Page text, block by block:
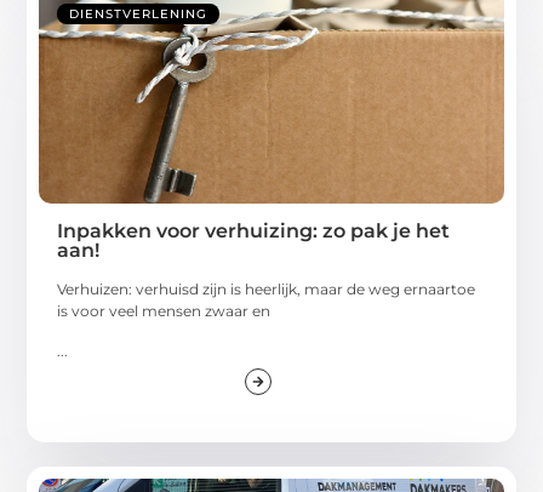
DIENSTVERLENING
Inpakken voor verhuizing: zo pak je het
aan!
Verhuizen: verhuisd zijn is heerlijk, maar de weg ernaartoe
is voor veel mensen zwaar en